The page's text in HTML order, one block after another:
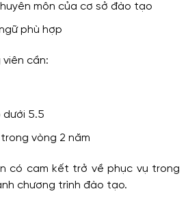
môn của cơ sở đào tạo
phù hợp
cần:
dưới 5.5
vòng 2 năm
có cam kết trở về phục vụ trong
chương trình đào tạo.